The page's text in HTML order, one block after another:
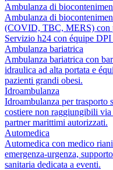
Ambulanza di
Ambulanza di
(COVID, TBC, MERS) con
Servizio h24 con équipe
Ambulanza bariatrica
Ambulanza bariatrica con
idraulica ad alta portata e
pazienti grandi obesi.
Idroambulanza
Idroambulanza per trasporto
costiere non raggiungibili
partner marittimi autorizzati.
Automedica
Automedica con medico
emergenza-urgenza,
sanitaria dedicata a eventi.